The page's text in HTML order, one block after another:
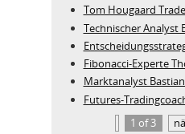
Tom Hougaard
Technischer Analyst
Fibonacci-Experte
Marktanalyst
Futures-
1 of 3